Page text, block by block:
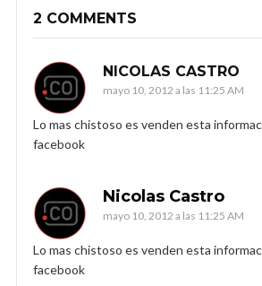
2 COMMENTS
NICOLAS CASTRO
mayo 10, 2012 a las 11:25 AM
Lo mas chistoso es venden esta
facebook
Nicolas Castro
mayo 10, 2012 a las 11:25 AM
Lo mas chistoso es venden esta
facebook